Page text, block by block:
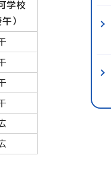
学校
午）